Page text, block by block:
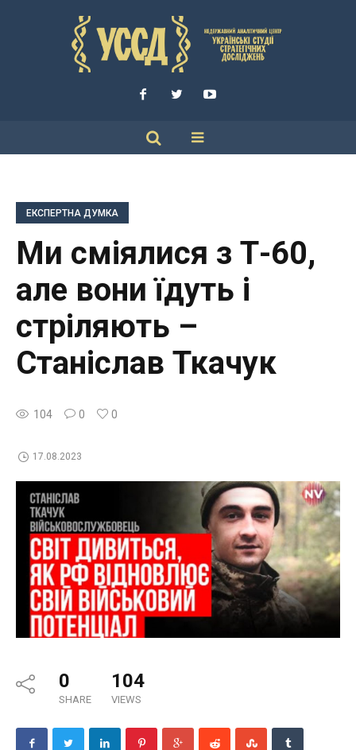
ЕКСПЕРТНА ДУМКА
Ми сміялися з Т-60,
але вони їдуть і
стріляють –
Станіслав Ткачук
104 0 0
17.08.2023
0
SHARE
104
VIEWS